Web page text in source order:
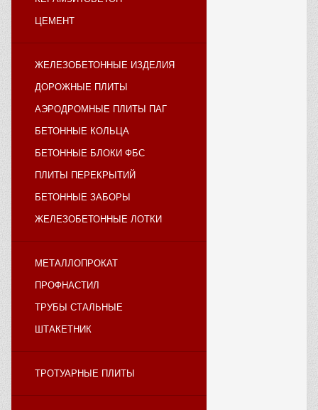
ЦЕМЕНТ
ЖЕЛЕЗОБЕТОННЫЕ ИЗДЕЛИЯ
ДОРОЖНЫЕ ПЛИТЫ
АЭРОДРОМНЫЕ ПЛИТЫ ПАГ
БЕТОННЫЕ КОЛЬЦА
БЕТОННЫЕ БЛОКИ ФБС
ПЛИТЫ ПЕРЕКРЫТИЙ
БЕТОННЫЕ ЗАБОРЫ
ЖЕЛЕЗОБЕТОННЫЕ ЛОТКИ
МЕТАЛЛОПРОКАТ
ПРОФНАСТИЛ
ТРУБЫ СТАЛЬНЫЕ
ШТАКЕТНИК
ТРОТУАРНЫЕ ПЛИТЫ